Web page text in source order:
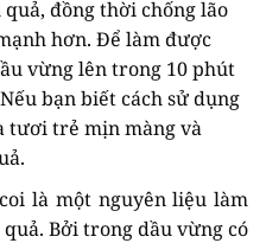
đồng thời chống lão
hơn. Để làm được
vừng lên trong 10 phút
bạn biết cách sử dụng
tươi trẻ mịn màng và
là một nguyên liệu làm
Bởi trong dầu vừng có